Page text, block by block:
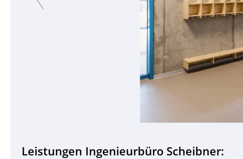
Leistungen Ingenieurbüro Scheibner: